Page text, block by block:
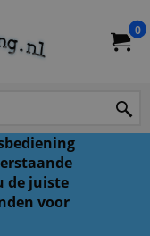
0
de juiste
voor